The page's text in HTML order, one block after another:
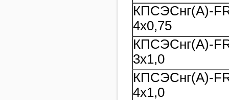
КПСЭСнг(A)-
4х0,75
КПСЭСнг(A)-
3х1,0
КПСЭСнг(A)-
4х1,0